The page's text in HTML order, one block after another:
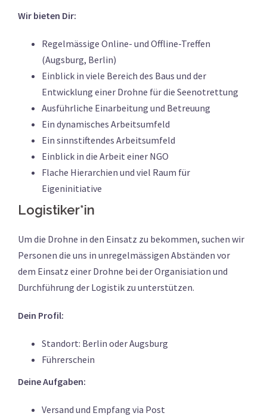
Wir bieten Dir:
Regelmässige Online- und Offline-Treffen
(Augsburg, Berlin)
Einblick in viele Bereich des Baus und der
Entwicklung einer Drohne für die Seenotrettung
Ausführliche Einarbeitung und Betreuung
Ein dynamisches Arbeitsumfeld
Ein sinnstiftendes Arbeitsumfeld
Einblick in die Arbeit einer NGO
Flache Hierarchien und viel Raum für
Eigeninitiative
Logistiker*in
Um die Drohne in den Einsatz zu bekommen, suchen wir
Personen die uns in unregelmässigen Abständen vor
dem Einsatz einer Drohne bei der Organisiation und
Durchführung der Logistik zu unterstützen.
Dein Profil:
Standort: Berlin oder Augsburg
Führerschein
Deine Aufgaben:
Versand und Empfang via Post